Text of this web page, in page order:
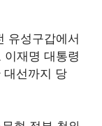
유성구갑에서
재명 대통령
대선까지 당